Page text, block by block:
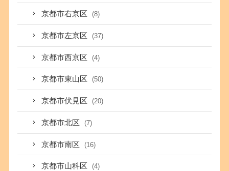
京都市右京区 (8)
京都市左京区 (37)
京都市西京区 (4)
京都市東山区 (50)
京都市伏見区 (20)
京都市北区 (7)
京都市南区 (16)
京都市山科区 (4)